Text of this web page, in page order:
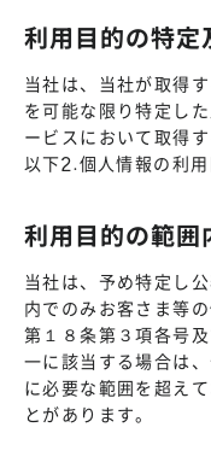
利用目的の特定
当社は、当社が取得
を可能な限り特定し
ービスにおいて取得
以下2.個人情報の利
利用目的の範囲
当社は、予め特定し
内でのみお客さま等
第１８条第３項各号
一に該当する場合は
に必要な範囲を超え
とがあります。